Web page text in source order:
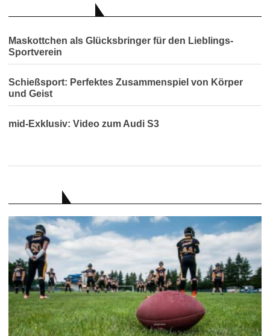
Maskottchen als Glücksbringer für den Lieblings-
Sportverein
Schießsport: Perfektes Zusammenspiel von Körper
und Geist
mid-Exklusiv: Video zum Audi S3